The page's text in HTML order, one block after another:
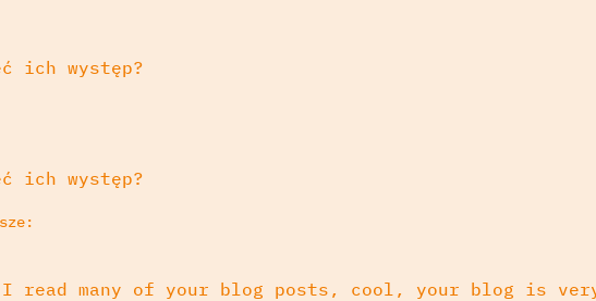
ich występ?
ich występ?
read many of your blog posts, cool, your blog is